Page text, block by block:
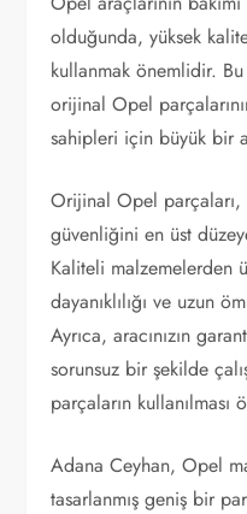
olduğunda, yüksek
kullanmak önemlidir.
orijinal Opel
sahipleri için büyük bir
Orijinal Opel parçaları,
güvenliğini en üst
Kaliteli malzemelerden
dayanıklılığı ve uzun
Ayrıca, aracınızın
sorunsuz bir şekilde
parçaların kullanılması
Adana Ceyhan, Opel
tasarlanmış geniş bir